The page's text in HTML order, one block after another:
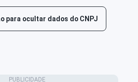
para ocultar dados do CNPJ